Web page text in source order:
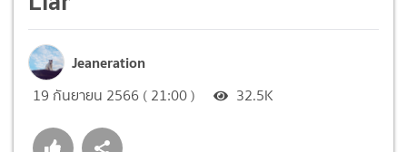
Jeaneration
19 กันยายน 2566 ( 21:00 ) 32.5K